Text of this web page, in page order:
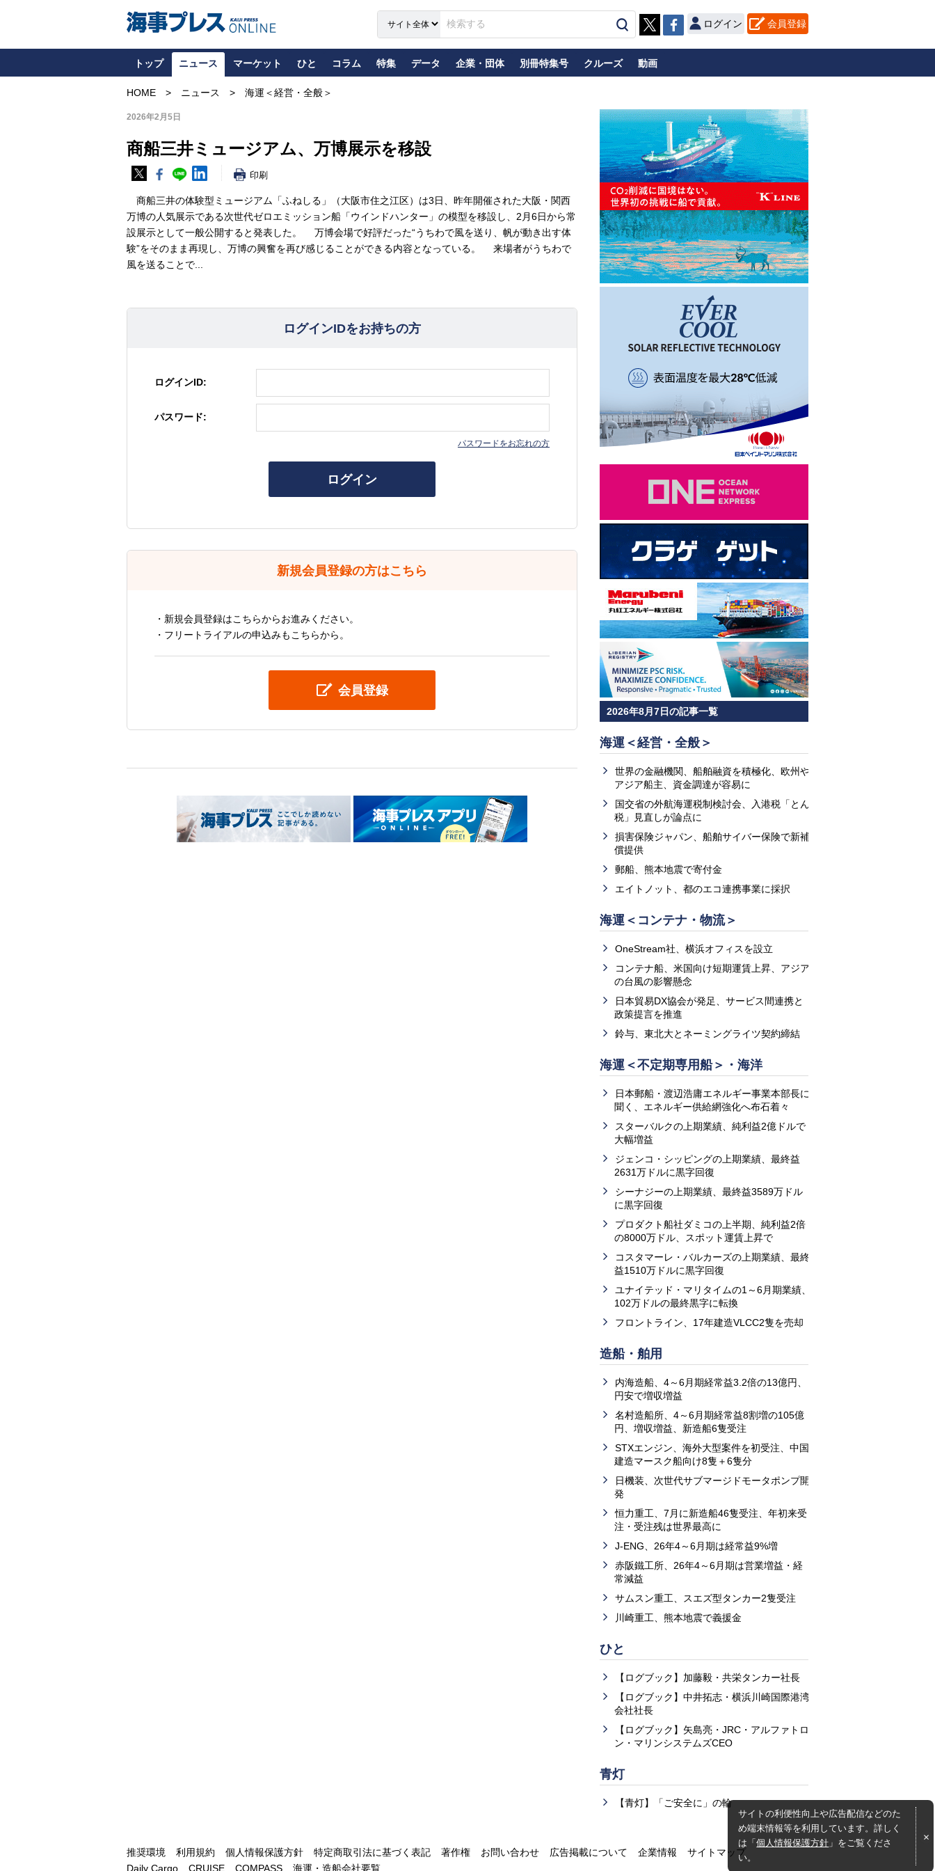
ログイン 会員登録
トップ ニュース マーケット ひと コラム 特集 データ 企業・団体 別冊特集号 クルーズ 動画
HOME ニュース 海運＜経営・全般＞
2026年2月5日
商船三井ミュージアム、万博展示を移設
印刷
商船三井の体験型ミュージアム「ふねしる」（大阪市住之江区）は3日、昨年開催された大阪・関西
万博の人気展示である次世代ゼロエミッション船「ウインドハンター」の模型を移設し、2月6日から常
設展示として一般公開すると発表した。 万博会場で好評だった“うちわで風を送り、帆が動き出す体
験”をそのまま再現し、万博の興奮を再び感じることができる内容となっている。 来場者がうちわで
風を送ることで...
ログインIDをお持ちの方
ログインID:
パスワード:
パスワードをお忘れの方
ログイン
新規会員登録の方はこちら
・新規会員登録はこちらからお進みください。
・フリートライアルの申込みもこちらから。
会員登録
2026年8月7日の記事一覧
海運＜経営・全般＞
世界の金融機関、船舶融資を積極化、欧州や
アジア船主、資金調達が容易に
国交省の外航海運税制検討会、入港税「とん
税」見直しが論点に
損害保険ジャパン、船舶サイバー保険で新補
償提供
郵船、熊本地震で寄付金
エイトノット、都のエコ連携事業に採択
海運＜コンテナ・物流＞
OneStream社、横浜オフィスを設立
コンテナ船、米国向け短期運賃上昇、アジア
の台風の影響懸念
日本貿易DX協会が発足、サービス間連携と
政策提言を推進
鈴与、東北大とネーミングライツ契約締結
海運＜不定期専用船＞・海洋
日本郵船・渡辺浩庸エネルギー事業本部長に
聞く、エネルギー供給網強化へ布石着々
スターバルクの上期業績、純利益2億ドルで
大幅増益
ジェンコ・シッピングの上期業績、最終益
2631万ドルに黒字回復
シーナジーの上期業績、最終益3589万ドル
に黒字回復
プロダクト船社ダミコの上半期、純利益2倍
の8000万ドル、スポット運賃上昇で
コスタマーレ・バルカーズの上期業績、最終
益1510万ドルに黒字回復
ユナイテッド・マリタイムの1～6月期業績、
102万ドルの最終黒字に転換
フロントライン、17年建造VLCC2隻を売却
造船・舶用
内海造船、4～6月期経常益3.2倍の13億円、
円安で増収増益
名村造船所、4～6月期経常益8割増の105億
円、増収増益、新造船6隻受注
STXエンジン、海外大型案件を初受注、中国
建造マースク船向け8隻＋6隻分
日機装、次世代サブマージドモータポンプ開
発
恒力重工、7月に新造船46隻受注、年初来受
注・受注残は世界最高に
J-ENG、26年4～6月期は経常益9%増
赤阪鐵工所、26年4～6月期は営業増益・経
常減益
サムスン重工、スエズ型タンカー2隻受注
川崎重工、熊本地震で義援金
ひと
【ログブック】加藤毅・共栄タンカー社長
【ログブック】中井拓志・横浜川崎国際港湾
会社社長
【ログブック】矢島亮・JRC・アルファトロ
ン・マリンシステムズCEO
青灯
【青灯】「ご安全に」の輪
サイトの利便性向上や広告配信などのた
め端末情報等を利用しています。詳しく
は「個人情報保護方針 」をご覧くださ
い。
推奨環境 利用規約 個人情報保護方針 特定商取引法に基づく表記 著作権 お問い合わせ 広告掲載について 企業情報
サイトマップ
Daily Cargo
CRUISE COMPASS 海運・造船会社要覧